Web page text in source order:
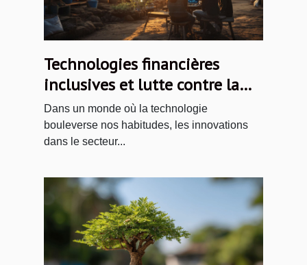
Technologies financières
inclusives et lutte contre la
précarité bancaire en région
isolée
Dans un monde où la technologie
bouleverse nos habitudes, les innovations
dans le secteur...